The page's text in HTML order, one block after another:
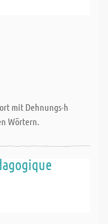
mit Dehnungs-h
Wörtern.